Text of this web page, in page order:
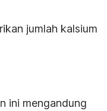
jumlah kalsium
ini mengandung